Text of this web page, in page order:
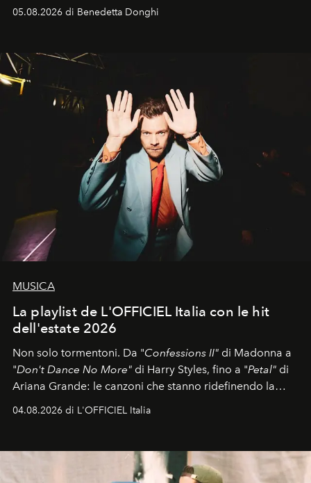
contemporanea e storytelling d'autore, le maison
di esprimere identità, visione e desiderio.
05.08.2026 di Benedetta Donghi
MUSICA
La playlist de L'OFFICIEL Italia con le hit
dell'estate 2026
Non solo tormentoni. Da "Confessions II" di Madonna a
"Don't Dance No More" di Harry Styles, fino a "Petal" di
Ariana Grande: le canzoni che stanno ridefinendo la
04.08.2026 di L'OFFICIEL Italia